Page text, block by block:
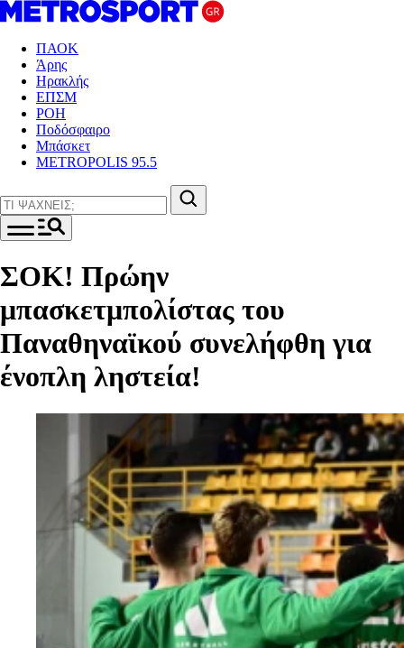
ΠΑΟΚ
Άρης
Ηρακλής
ΕΠΣΜ
ΡΟΗ
Ποδόσφαιρο
Μπάσκετ
METROPOLIS 95.5
ΣΟΚ! Πρώην
μπασκετμπολίστας του
Παναθηναϊκού συνελήφθη για
ένοπλη ληστεία!